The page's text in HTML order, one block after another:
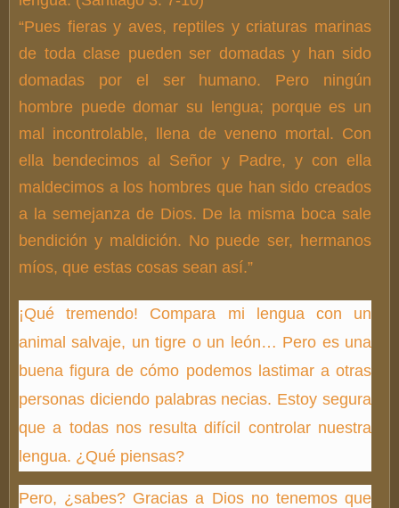
“Pues fieras y aves, reptiles y criaturas marinas
de toda clase pueden ser domadas y han sido
domadas por el ser humano. Pero ningún
hombre puede domar su lengua; porque es un
mal incontrolable, llena de veneno mortal. Con
ella bendecimos al Señor y Padre, y con ella
maldecimos a los hombres que han sido creados
a la semejanza de Dios. De la misma boca sale
bendición y maldición. No puede ser, hermanos
míos, que estas cosas sean así.”
¡Qué tremendo! Compara mi lengua con un
animal salvaje, un tigre o un león… Pero es una
buena figura de cómo podemos lastimar a otras
personas diciendo palabras necias. Estoy segura
que a todas nos resulta difícil controlar nuestra
lengua. ¿Qué piensas?
Pero, ¿sabes? Gracias a Dios no tenemos que